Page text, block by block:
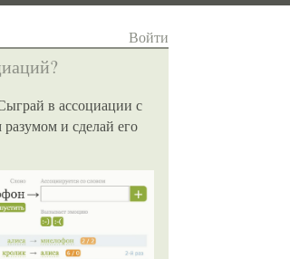
Войти
в ассоциации с
и сделай его